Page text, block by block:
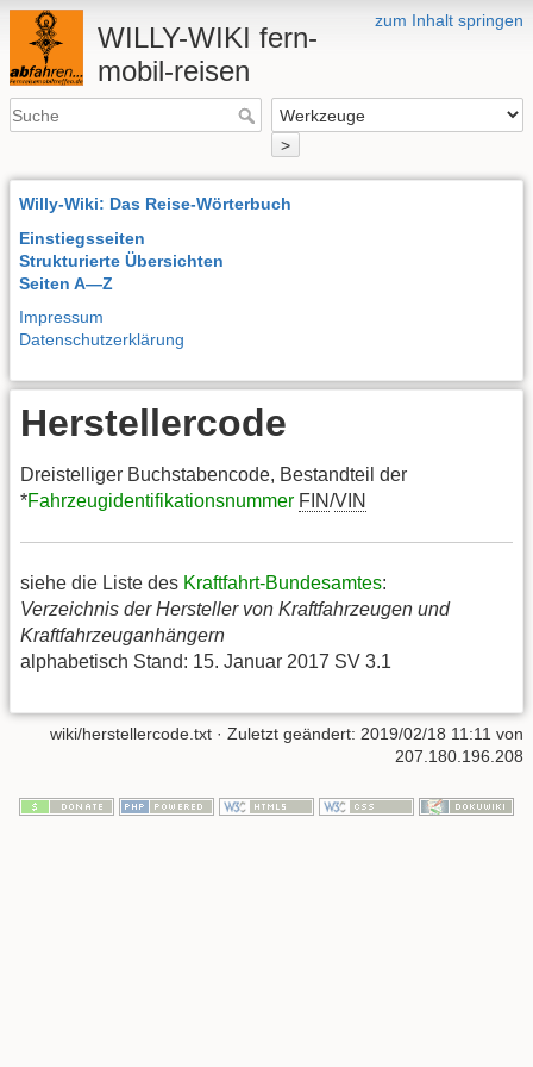
zum Inhalt springen
WILLY-WIKI fern-
mobil-reisen
>
Willy-Wiki: Das Reise-Wörterbuch
Einstiegsseiten
Strukturierte Übersichten
Seiten A—Z
Impressum
Datenschutzerklärung
Herstellercode
Dreistelliger Buchstabencode, Bestandteil der
*Fahrzeugidentifikationsnummer FIN/VIN
siehe die Liste des Kraftfahrt-Bundesamtes:
Verzeichnis der Hersteller von Kraftfahrzeugen und
Kraftfahrzeuganhängern
alphabetisch Stand: 15. Januar 2017 SV 3.1
wiki/herstellercode.txt · Zuletzt geändert: 2019/02/18 11:11 von
207.180.196.208